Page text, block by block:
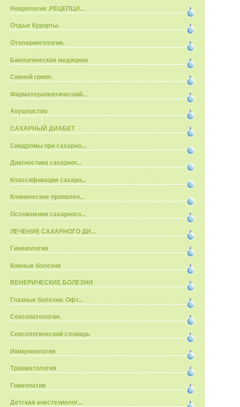
Неврология .РЕЦЕПЦИ...
Отдых Курорты.
Отоларингология.
Биологическая медицина
Свиной грипп.
Фарматерапевтический...
Акушерство
САХАРНЫЙ ДИАБЕТ
Синдромы при сахарно...
Диагностика сахарног...
Классификация сахарн...
Клинические проявлен...
Осложнения сахарного...
ЛЕЧЕНИЕ САХАРНОГО ДИ...
Гинекология
Кожные болезни
ВЕНЕРИЧЕСКИЕ БОЛЕЗНИ
Глазные болезни. Офт...
Сексопатология.
Сексологический словарь
Иммуннология
Травматология
Гомеопатия
Детская анестезиолог...